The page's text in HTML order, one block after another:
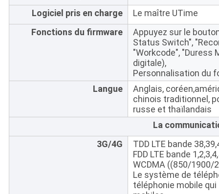
Logiciel pris en charge
Le maître UTime
Fonctions du firmware
Appuyez sur le
Status Switch",
"Workcode", "Duress
digitale),
Personnalisation du
Langue
Anglais,
chinois traditionnel,
russe et thaïlandais
La
3G/4G
TDD LTE bande
FDD LTE bande
WCDMA ((850/1900/
Le système de
téléphonie mobile